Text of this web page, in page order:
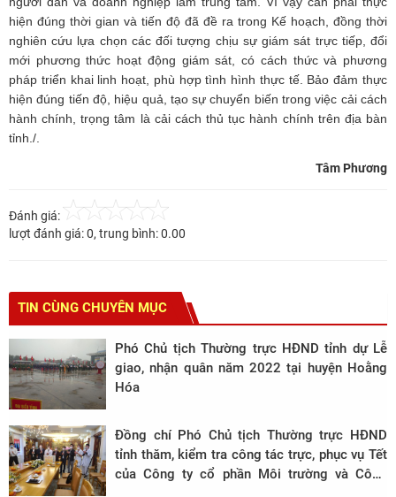
hiện đúng thời gian và tiến độ đã đề ra trong Kế hoạch, đồng thời
nghiên cứu lựa chọn các đối tượng chịu sự giám sát trực tiếp, đổi
mới phương thức hoạt động giám sát, có cách thức và phương
pháp triển khai linh hoạt, phù hợp tình hình thực tế. Bảo đảm thực
hiện đúng tiến độ, hiệu quả, tạo sự chuyển biến trong việc cải cách
hành chính, trọng tâm là cải cách thủ tục hành chính trên địa bàn
tỉnh./.
Tâm Phương
Đánh giá:
lượt đánh giá:0, trung bình:0.00
TIN CÙNG CHUYÊN MỤC
Phó Chủ tịch Thường trực HĐND tỉnh dự Lễ
giao, nhận quân năm 2022 tại huyện Hoằng
Hóa
Đồng chí Phó Chủ tịch Thường trực HĐND
tỉnh thăm, kiểm tra công tác trực, phục vụ Tết
của Công ty cổ phần Môi trường và Công